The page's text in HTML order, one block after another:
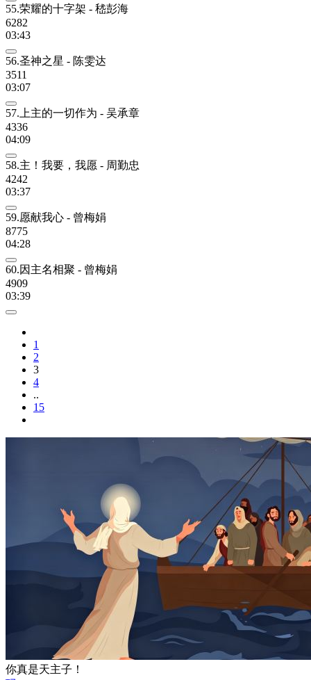
55.荣耀的十字架 - 嵇彭海
6282
03:43
56.圣神之星 - 陈雯达
3511
03:07
57.上主的一切作为 - 吴承章
4336
04:09
58.主！我要，我愿 - 周勤忠
4242
03:37
59.愿献我心 - 曾梅娟
8775
04:28
60.因主名相聚 - 曾梅娟
4909
03:39
1
2
3
4
..
15
你真是天主子！